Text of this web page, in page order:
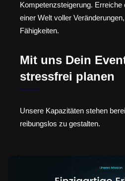
Kompetenzsteigerung. Erreiche
einer Welt voller
Fähigkeiten.
Mit uns Dein
stressfrei planen
Unsere Kapazitäten stehen
reibungslos zu gestalten.